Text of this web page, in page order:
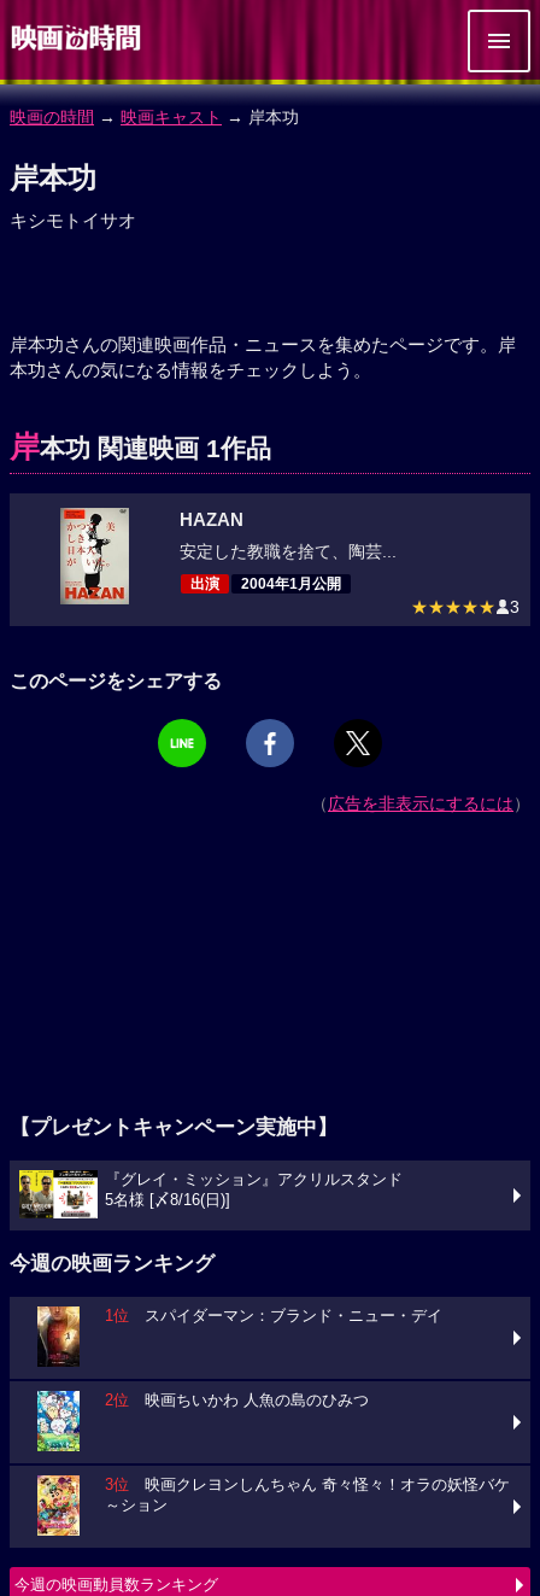
映画の時間 → 映画キャスト → 岸本功
岸本功
キシモトイサオ
岸本功さんの関連映画作品・ニュースを集めたページです。岸
本功さんの気になる情報をチェックしよう。
岸本功 関連映画 1作品
HAZAN
安定した教職を捨て、陶芸...
出演 2004年1月公開
★★★★★ 3
このページをシェアする
（広告を非表示にするには）
【プレゼントキャンペーン実施中】
『グレイ・ミッション』アクリルスタンド
5名様 [〆8/16(日)]
今週の映画ランキング
1位 スパイダーマン：ブランド・ニュー・デイ
2位 映画ちいかわ 人魚の島のひみつ
3位 映画クレヨンしんちゃん 奇々怪々！オラの妖怪バケ
～ション
今週の映画動員数ランキング